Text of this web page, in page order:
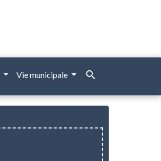
Vie municipale search